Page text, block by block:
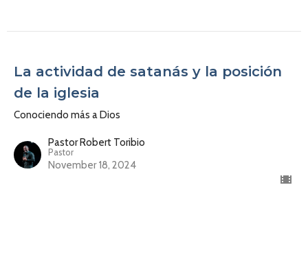
La actividad de satanás y la posición
de la iglesia
Conociendo más a Dios
Pastor Robert Toribio
Pastor
November 18, 2024